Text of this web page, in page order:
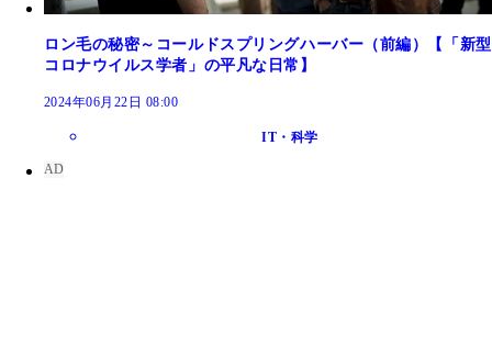
ロン毛の秘密～コールドスプリングハーバー（前編）【「新型
コロナウイルス学者」の平凡な日常】
2024年06月22日 08:00
IT・科学